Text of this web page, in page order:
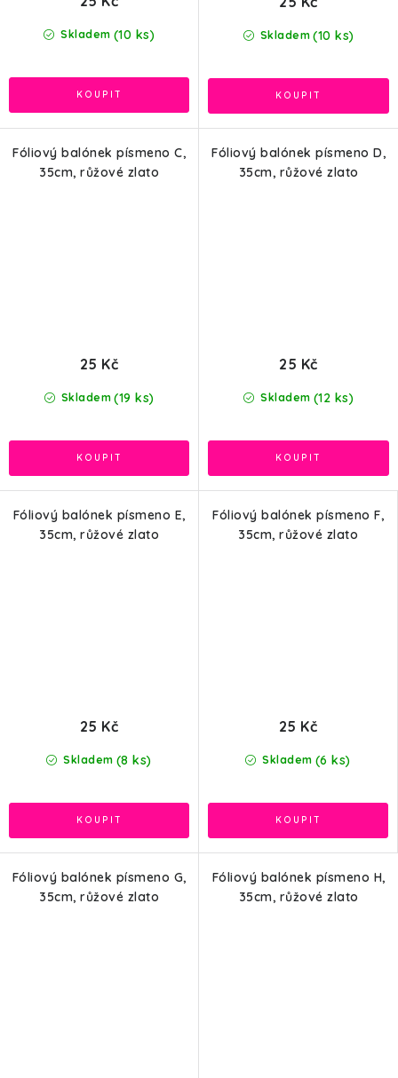
Skladem (10 ks) Skladem (10 ks)
Fóliový balónek písmeno C,
35cm, růžové zlato
Skladem (19 ks)
25 Kč
Fóliový balónek písmeno D,
35cm, růžové zlato
Skladem (12 ks)
25 Kč
Fóliový balónek písmeno E,
35cm, růžové zlato
Skladem (8 ks)
25 Kč
Fóliový balónek písmeno F,
35cm, růžové zlato
Skladem (6 ks)
25 Kč
Fóliový balónek písmeno G,
35cm, růžové zlato
Fóliový balónek písmeno H,
35cm, růžové zlato